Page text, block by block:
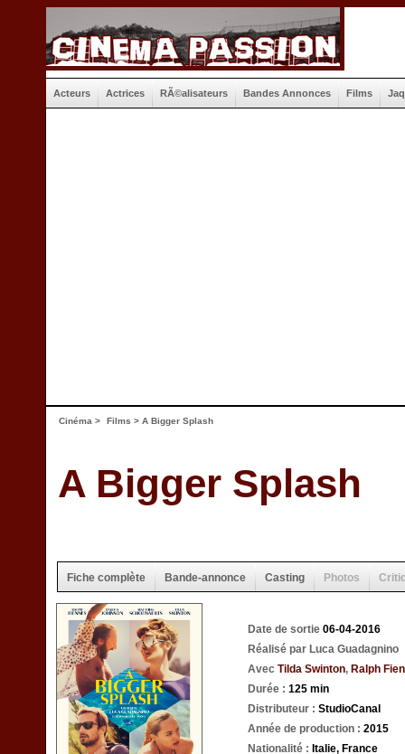
Acteurs Actrices RÃ©alisateurs Bandes Annonces Films
Cinéma > Films > A Bigger Splash
A Bigger Splash
Fiche complète Bande-annonce Casting Photos
Date de sortie 06-04-2016
Réalisé par Luca Guadagnino
Avec Tilda Swinton, Ralph
Durée : 125 min
Distributeur : StudioCanal
Année de production : 2015
Nationalité : Italie, France